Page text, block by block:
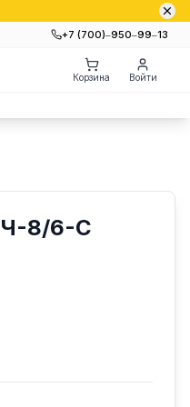
+7 (700)‒950‒99‒13
Корзина Войти
8/6-С